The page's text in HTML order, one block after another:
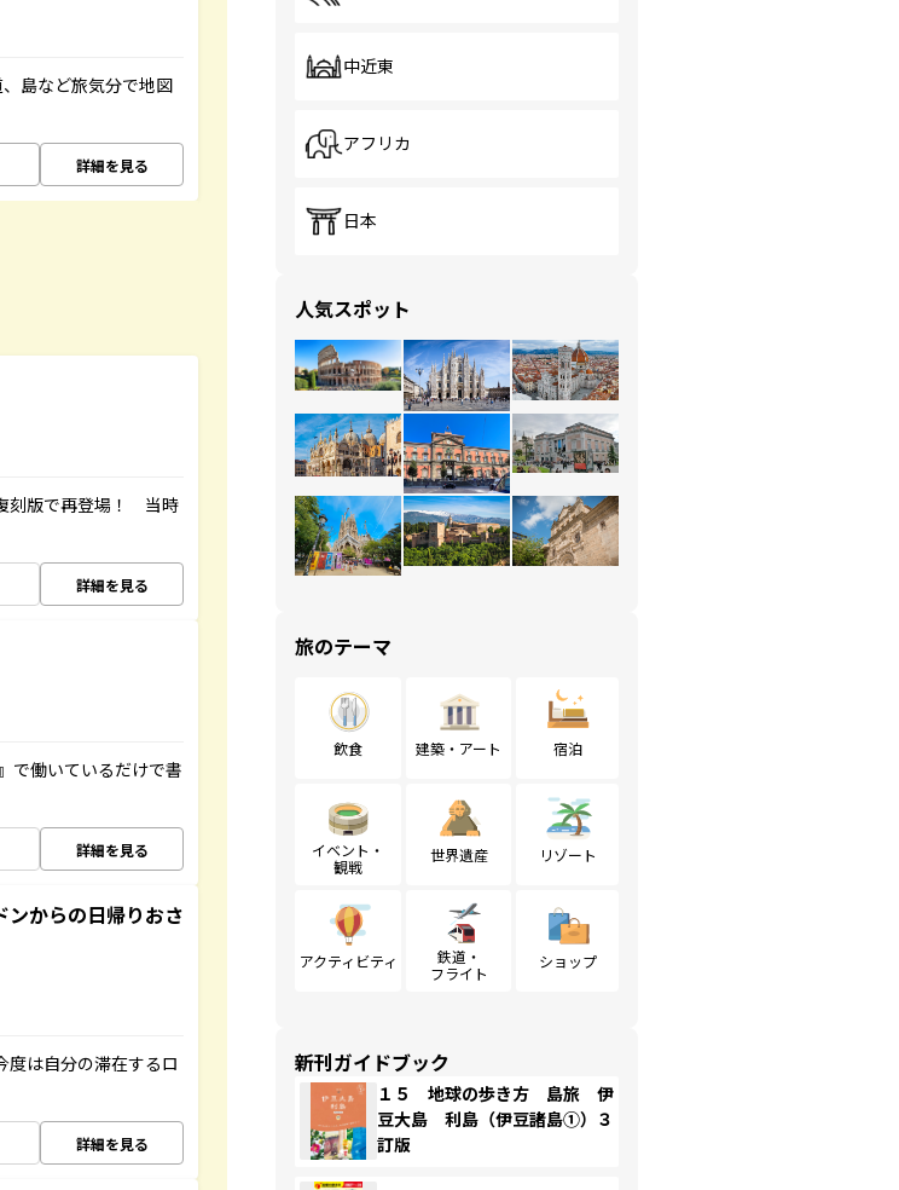
島など旅気分で地図
詳細を見る
刻版で再登場！ 当時
詳細を見る
で働いているだけで書
詳細を見る
からの日帰りおさ
度は自分の滞在するロ
詳細を見る
中近東
アフリカ
日本
人気スポット
旅のテーマ
飲食 建築・アート 宿泊
イベント・
観戦
世界遺産 リゾート
アクティビティ
鉄道・
フライト
ショップ
新刊ガイドブック
１５ 地球の歩き方 島旅 伊
豆大島 利島（伊豆諸島①）３
訂版